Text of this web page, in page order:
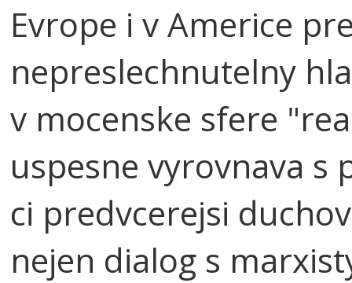
Evrope i v Americe
nepreslechnutelny
v mocenske sfere
uspesne vyrovnava s
ci predvcerejsi
nejen dialog s